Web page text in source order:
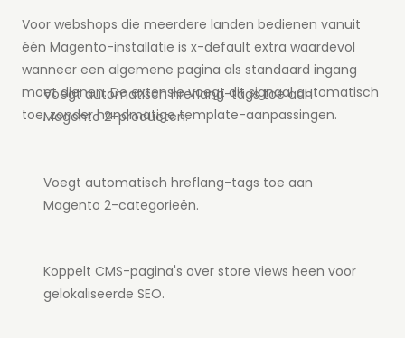
Voor webshops die meerdere landen bedienen vanuit
één Magento-installatie is x-default extra waardevol
wanneer een algemene pagina als standaard ingang
moet dienen. De extensie voegt dit signaal automatisch
toe, zonder handmatige template-aanpassingen.
Voegt automatisch hreflang-tags toe aan
Magento 2-producten.
Voegt automatisch hreflang-tags toe aan
Magento 2-categorieën.
Koppelt CMS-pagina's over store views heen voor
gelokaliseerde SEO.